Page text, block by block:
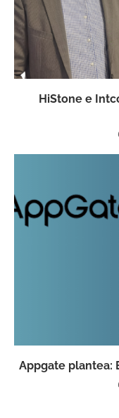
HiStone e
Appgate plantea: